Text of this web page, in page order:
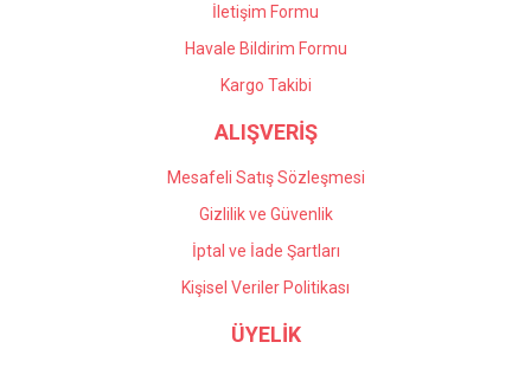
Gönder
İletişim Formu
Havale Bildirim Formu
Kargo Takibi
ALIŞVERİŞ
Mesafeli Satış Sözleşmesi
Gizlilik ve Güvenlik
İptal ve İade Şartları
Kişisel Veriler Politikası
ÜYELİK